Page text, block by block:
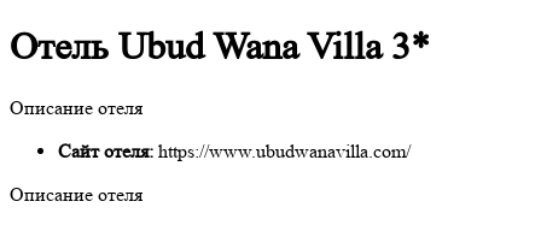
Отель Ubud Wana Villa 3*
Описание отеля
Сайт отеля: https://www.ubudwanavilla.com/
Описание отеля